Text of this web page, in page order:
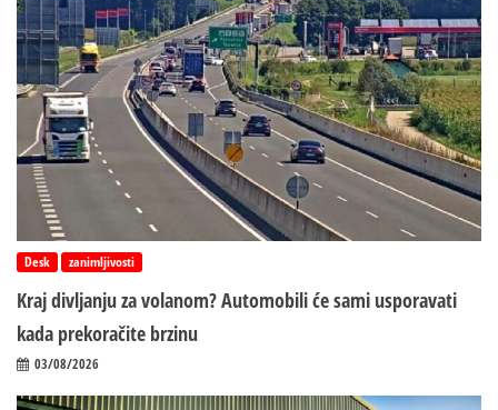
Desk zanimljivosti
Kraj divljanju za volanom? Automobili će sami usporavati
kada prekoračite brzinu
03/08/2026